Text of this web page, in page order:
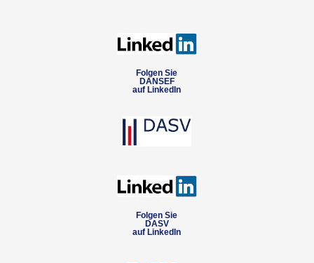
Folgen Sie
DANSEF
auf LinkedIn
Folgen Sie
DASV
auf LinkedIn